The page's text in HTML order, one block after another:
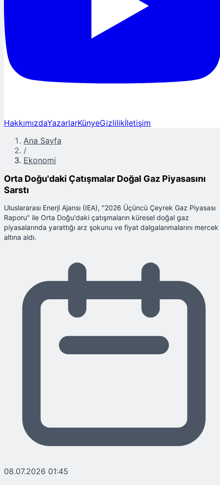
HakkımızdaYazarlarKünyeGizlilikİletişim
Ana Sayfa
/
Ekonomi
Orta Doğu'daki Çatışmalar Doğal Gaz Piyasasını
Sarstı
Uluslararası Enerji Ajansı (IEA), "2026 Üçüncü Çeyrek Gaz Piyasası
Raporu" ile Orta Doğu'daki çatışmaların küresel doğal gaz
piyasalarında yarattığı arz şokunu ve fiyat dalgalanmalarını mercek
altına aldı.
08.07.2026 01:45